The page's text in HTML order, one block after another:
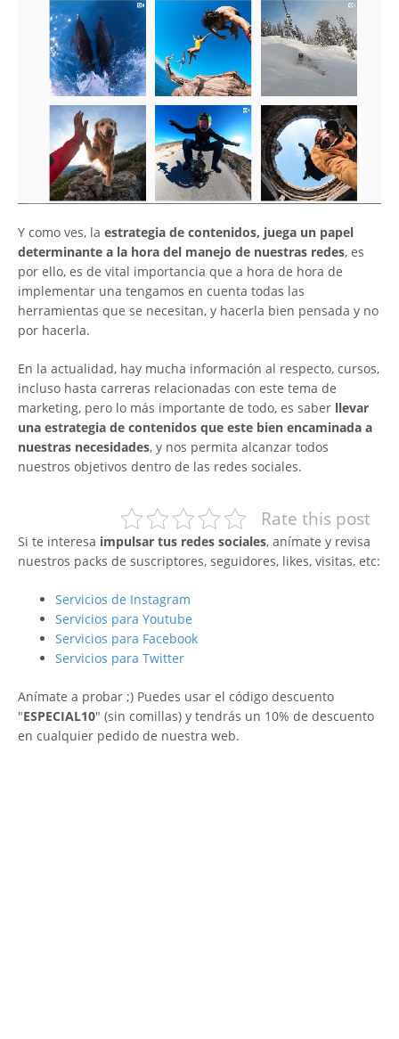
Y como ves, la estrategia de contenidos, juega un papel
determinante a la hora del manejo de nuestras redes, es
por ello, es de vital importancia que a hora de hora de
implementar una tengamos en cuenta todas las
herramientas que se necesitan, y hacerla bien pensada y no
por hacerla.
En la actualidad, hay mucha información al respecto, cursos,
incluso hasta carreras relacionadas con este tema de
marketing, pero lo más importante de todo, es saber llevar
una estrategia de contenidos que este bien encaminada a
nuestras necesidades, y nos permita alcanzar todos
nuestros objetivos dentro de las redes sociales.
Rate this post
Si te interesa impulsar tus redes sociales, anímate y revisa
nuestros packs de suscriptores, seguidores, likes, visitas, etc:
Servicios de Instagram
Servicios para Youtube
Servicios para Facebook
Servicios para Twitter
Anímate a probar ;) Puedes usar el código descuento
"ESPECIAL10" (sin comillas) y tendrás un 10% de descuento
en cualquier pedido de nuestra web.